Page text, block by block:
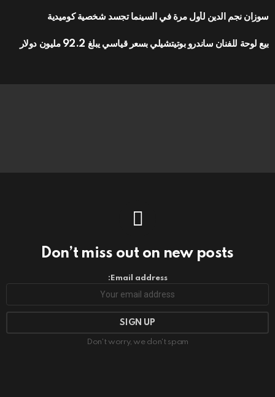
سوزان نجم الدين لأول مرة في السينما تجسد شخصية كوميدية
بيع لوحة للفنان ساندرو بوتيتشيلي بسعر قياسي يبلغ 92.2 مليون دولار
Don’t miss out on new posts
Email address:
Don't worry, we don't spam